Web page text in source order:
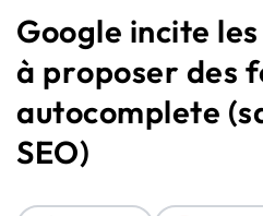
Solutions
Ressources
Audit SEO
Google incite
à proposer des
autocomplete
SEO)